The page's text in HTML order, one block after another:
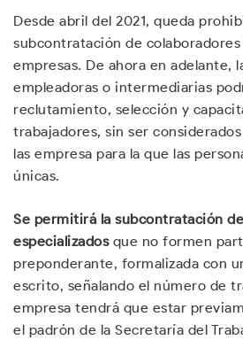
Desde abril del 2021, queda
subcontratación de
empresas. De ahora en adelante,
empleadoras o intermediarias
reclutamiento, selección y
trabajadores, sin ser
las empresa para la que las
únicas.
Se permitirá la subcontratación
especializadosque no formen
preponderante, formalizada con
escrito, señalando el número de
empresa tendrá que estar
el padrón de la Secretaría del